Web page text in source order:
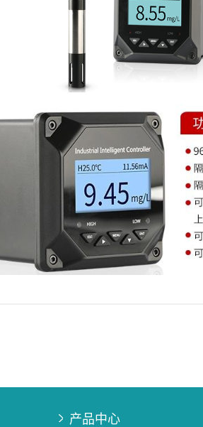
产品中心